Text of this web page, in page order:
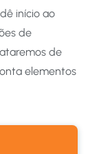
início ao
de
de
elementos